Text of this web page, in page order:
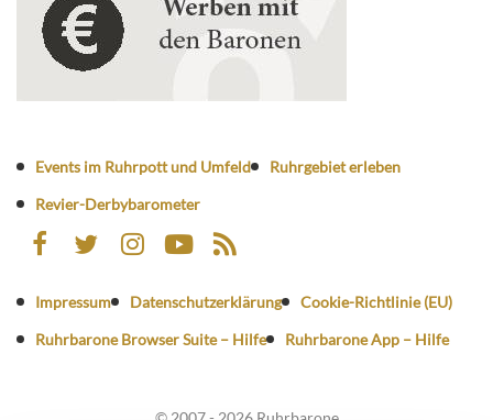
Events im Ruhrpott und Umfeld
Ruhrgebiet erleben
Revier-Derbybarometer
Impressum Datenschutzerklärung
Cookie-Richtlinie (EU)
Ruhrbarone Browser Suite – Hilfe
Ruhrbarone App – Hilfe